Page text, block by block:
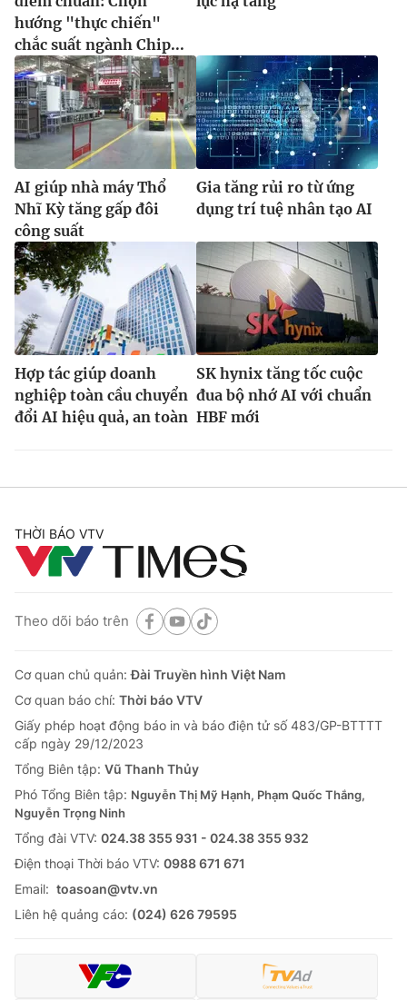
hướng "thực chiến"
chắc suất ngành Chip...
AI giúp nhà máy Thổ
Nhĩ Kỳ tăng gấp đôi
công suất
Gia tăng rủi ro từ ứng
dụng trí tuệ nhân tạo AI
Hợp tác giúp doanh
nghiệp toàn cầu chuyển
đổi AI hiệu quả, an toàn
SK hynix tăng tốc cuộc
đua bộ nhớ AI với chuẩn
HBF mới
THỜI BÁO VTV
Theo dõi báo trên
Cơ quan chủ quản:Đài Truyền hình Việt Nam
Cơ quan báo chí: Thời báo VTV
Giấy phép hoạt động báo in và báo điện tử số 483/GP-BTTTT
cấp ngày 29/12/2023
Tổng Biên tập: Vũ Thanh Thủy
Phó Tổng Biên tập: Nguyễn Thị Mỹ Hạnh, Phạm Quốc Thắng,
Nguyễn Trọng Ninh
Tổng đài VTV: 024.38 355 931 - 024.38 355 932
Ðiện thoại Thời báo VTV: 0988 671 671
Email: toasoan@vtv.vn
Liên hệ quảng cáo: (024) 626 79595